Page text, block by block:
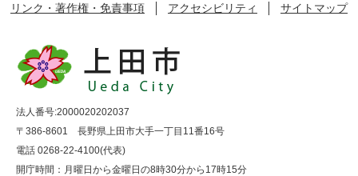
リンク・著作権・免責事項
アクセシビリティ サイトマップ
法人番号:2000020202037
〒386-8601 長野県上田市大手一丁目11番16号
電話 0268-22-4100(代表)
開庁時間：月曜日から金曜日の8時30分から17時15分